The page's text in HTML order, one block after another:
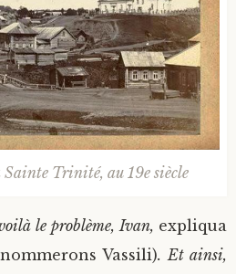
Sainte Trinité, au 19e siècle
le problème, Ivan, expliqua
Vassili). Et ainsi,